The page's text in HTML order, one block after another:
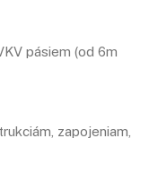
pásiem (od 6m
zapojeniam,